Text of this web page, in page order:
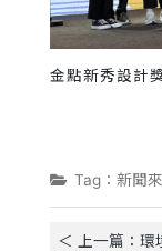
金點新秀設計
Tag：新聞
＜ 上一篇：環